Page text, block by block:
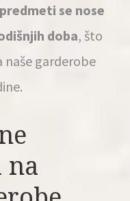
se nose
doba, što
garderobe
na